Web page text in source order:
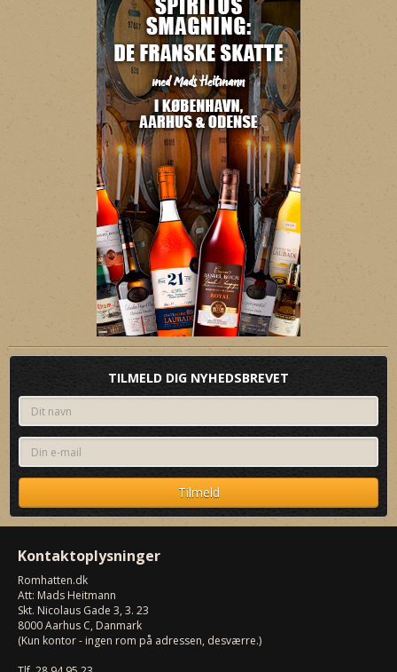
TILMELD DIG NYHEDSBREVET
Kontaktoplysninger
Romhatten.dk
Att: Mads Heitmann
Skt. Nicolaus Gade 3, 3. 23
8000Aarhus C, Danmark
(Kun kontor - ingen rom på adressen, desværre.)